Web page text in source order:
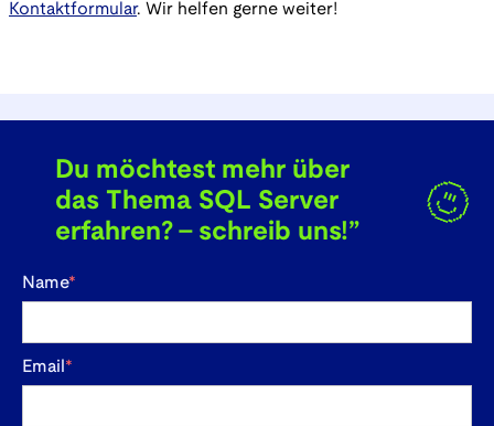
Kontaktformular. Wir helfen gerne weiter!
Du möchtest mehr über
das Thema SQL Server
erfahren? - schreib uns!”
Name*
Email *